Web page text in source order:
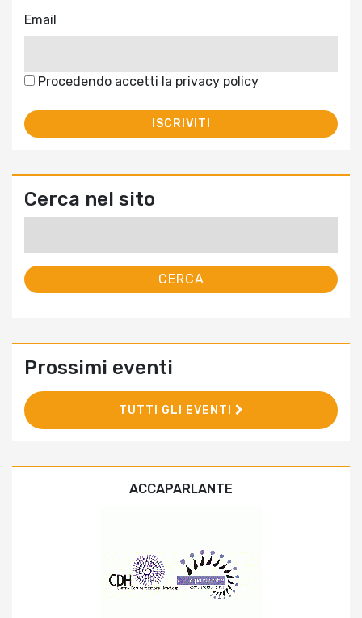
Email
Procedendo accetti la privacy policy
Cerca nel sito
Prossimi eventi
TUTTI GLI EVENTI
ACCAPARLANTE